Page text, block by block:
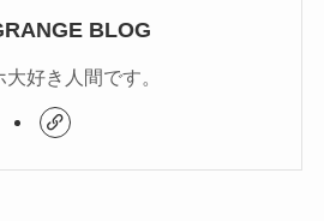
BLOG
大好き人間です。